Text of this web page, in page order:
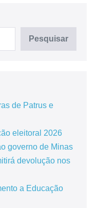
Pesquisar
de Patrus e
eleitoral 2026
governo de Minas
devolução nos
a Educação